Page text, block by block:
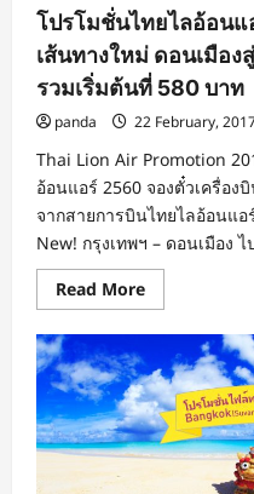
เปอร์เซีย
เที่ยว
อิหร่าน
9
วัน
7
คืน
ราคา
รวม
เริ่ม
ต้น
ที่
117,500
จอง
ด่วน!
โปรโมชั่นไทยไลอ้อน
เส้นทางใหม่ ดอนเมือง
รวมเริ่มต้นที่ 580 บาท
panda 22 February,
Thai Lion Air Promotion
อ้อนแอร์ 2560 จองตั๋วเครื่อ
จากสายการบินไทยไลอ้อนแ
New! กรุงเทพฯ – ดอนเมือง ไ
Read MoreRead
more
โปร
ชั่น
ไทย
ไล
อ้อน
แอร์
2560